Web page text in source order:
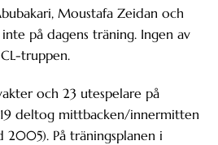
Moustafa Zeidan och
på dagens träning. Ingen av
truppen.
och 23 utespelare på
deltog mittbacken/innermitten
2005). På träningsplanen i